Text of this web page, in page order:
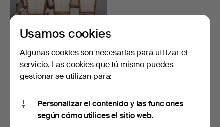
CONJUNTO DE ASIENTOS,
estilo rococó, sofá …
64 USD
Usamos cookies
Algunas cookies son necesarias para utilizar el
servicio. Las cookies que tú mismo puedes
gestionar se utilizan para:
Personalizar el contenido y las funciones
según cómo utilices el sitio web.